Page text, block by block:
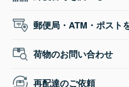
郵便局・ATM・ポスト
荷物のお問い合わせ
再配達のご依頼